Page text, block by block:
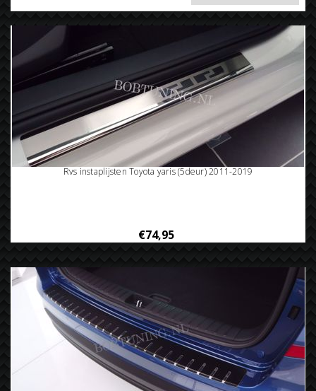
Rvs instaplijsten Toyota yaris (5deur) 2011-2019
€74,95